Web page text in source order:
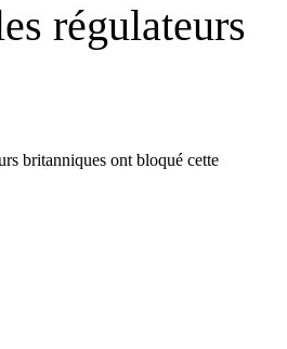
régulateurs
britanniques ont bloqué cette